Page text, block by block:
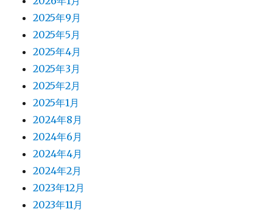
2025年9月
2025年5月
2025年4月
2025年3月
2025年2月
2025年1月
2024年8月
2024年6月
2024年4月
2024年2月
2023年12月
2023年11月